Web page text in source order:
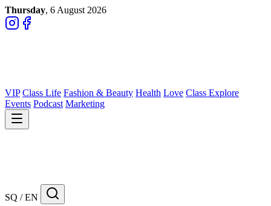
Thursday, 6 August 2026
VIP Class Life Fashion & Beauty Health Love Class Explore
Events Podcast Marketing
SQ / EN